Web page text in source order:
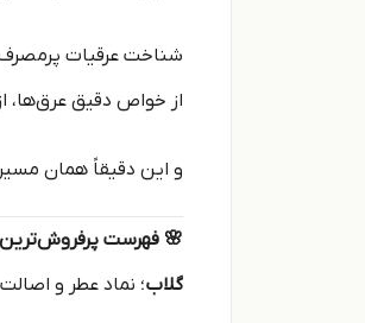
شناخت عرقیات
از خواص دقیق عرق‌ها،
و این دقیقاً همان مسیر
🌸 فهرست
گلاب؛ نماد عطر و اصالت